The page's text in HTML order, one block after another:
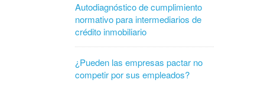
Autodiagnóstico de cumplimiento
normativo para intermediarios de
crédito inmobiliario
¿Pueden las empresas pactar no
competir por sus empleados?